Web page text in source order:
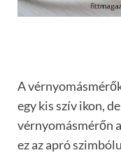
A
egy kis szív ikon,
vérnyomásmérőn
ez az apró